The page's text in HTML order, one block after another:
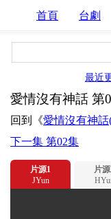
首頁 台劇
最近
愛情沒有神話 第
回到《愛情沒有神話
下一集 第02集
片源1
JYun
片